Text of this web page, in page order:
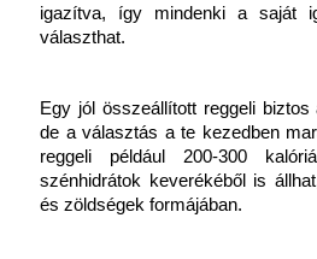
igazítva, így mindenki a saját
választhat.
Egy jól összeállított reggeli biztos
de a választás a te kezedben
reggeli például 200-300
szénhidrátok keverékéből is
és zöldségek formájában.